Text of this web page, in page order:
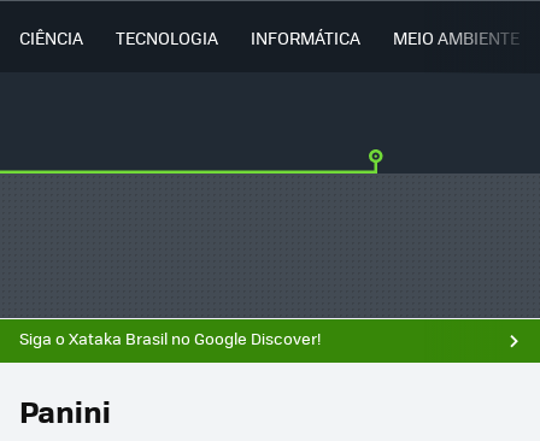
CIÊNCIA TECNOLOGIA INFORMÁTICA MEIO AMBIENTE
Siga o Xataka Brasil no Google Discover!
Panini